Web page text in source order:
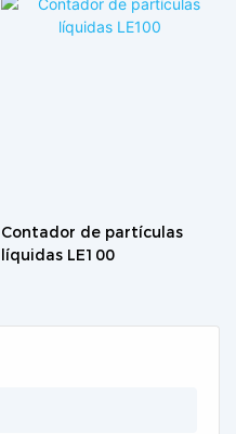
soluciones inyectables LPC-
Contador de partículas
líquidas LE100